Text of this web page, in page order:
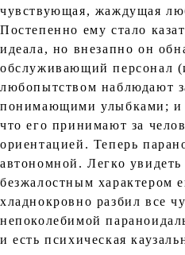
чувствующая, жаждущая
Постепенно ему стало
идеала, но внезапно он
обслуживающий персонал
любопытством наблюдают
понимающими улыбками; и
что его принимают за
ориентацией. Теперь
автономной. Легко
безжалостным характером
хладнокровно разбил все
непоколебимой
и есть психическая